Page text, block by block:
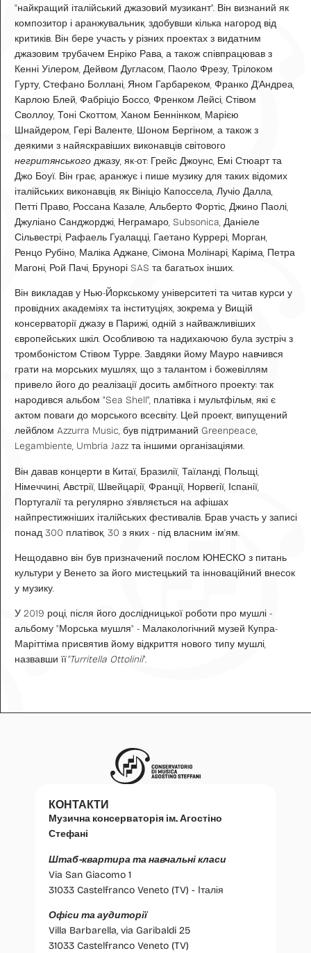
"найкращий італійський джазовий музикант". Він визнаний як
композитор і аранжувальник, здобувши кілька нагород від
критиків. Він бере участь у різних проектах з видатним
джазовим трубачем Енріко Рава, а також співпрацював з
Кенні Уілером, Дейвом Дугласом, Паоло Фрезу, Трілоком
Гурту, Стефано Боллані, Яном Гарбареком, Франко Д'Андреа,
Карлою Блей, Фабріціо Боссо, Френком Лейсі, Стівом
Своллоу, Тоні Скоттом, Ханом Беннінком, Марією
Шнайдером, Гері Валенте, Шоном Бергіном, а також з
деякими з найяскравіших виконавців світового
негритянського джазу, як-от: Грейс Джоунс, Емі Стюарт та
Джо Боуї. Він грає, аранжує і пише музику для таких відомих
італійських виконавців, як Вініціо Капоссела, Лучіо Далла,
Петті Право, Россана Казале, Альберто Фортіс, Джино Паолі,
Джуліано Санджорджі, Неграмаро, Subsonica, Даніеле
Сільвестрі, Рафаель Гуалацці, Гаетано Куррері, Морган,
Ренцо Рубіно, Маліка Аджане, Сімона Молінарі, Каріма, Петра
Магоні, Рой Пачі, Брунорі SAS та багатьох інших.
Він викладав у Нью-Йоркському університеті та читав курси у
провідних академіях та інституціях, зокрема у Вищій
консерваторії джазу в Парижі, одній з найважливіших
європейських шкіл. Особливою та надихаючою була зустріч з
тромбоністом Стівом Турре. Завдяки йому Мауро навчився
грати на морських мушлях, що з талантом і божевіллям
привело його до реалізації досить амбітного проекту: так
народився альбом "Sea Shell", платівка і мультфільм, які є
актом поваги до морського всесвіту. Цей проект, випущений
лейблом Azzurra Music, був підтриманий Greenpeace,
Legambiente, Umbria Jazz та іншими організаціями.
Він давав концерти в Китаї, Бразилії, Таїланді, Польщі,
Німеччині, Австрії, Швейцарії, Франції, Норвегії, Іспанії,
Португалії та регулярно з'являється на афішах
найпрестижніших італійських фестивалів. Брав участь у записі
понад 300 платівок, 30 з яких - під власним ім'ям.
Нещодавно він був призначений послом ЮНЕСКО з питань
культури у Венето за його мистецький та інноваційний внесок
у музику.
У 2019 році, після його дослідницької роботи про мушлі -
альбому "Морська мушля" - Малакологічний музей Купра-
Маріттіма присвятив йому відкриття нового типу мушлі,
назвавши її"Turritella Ottolinii".
КОНТАКТИ
Музична консерваторія ім. Агостіно
Стефані
Штаб-квартира та навчальні класи
Via San Giacomo 1
31033 Castelfranco Veneto (TV) - Італія
Офіси та аудиторії
Villa Barbarella, via Garibaldi 25
31033 Castelfranco Veneto (TV)